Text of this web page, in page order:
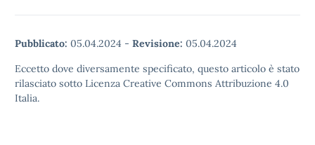
Pubblicato: 05.04.2024 - Revisione: 05.04.2024
Eccetto dove diversamente specificato, questo articolo è stato
rilasciato sotto Licenza Creative Commons Attribuzione 4.0
Italia.